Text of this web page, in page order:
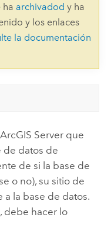
ha archivadod y ha
y los enlaces
la documentación
ArcGIS Serverque
de datos de
de si la base de
o no), su sitio de
la base de datos.
debe hacer lo